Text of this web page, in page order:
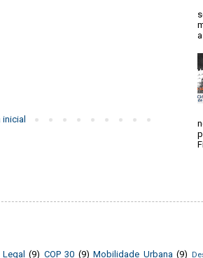
inicial
(9) COP 30 (9) Mobilidade Urbana (9)